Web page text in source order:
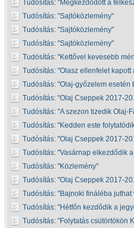
Tudósítás:
Megkezdődött a
Tudósítás: Sajtóközlemény
Tudósítás: Sajtóközlemény
Tudósítás: Sajtóközlemény
Tudósítás:
Kettővel kevesebb
Tudósítás: Olasz ellenfelet kapott
Tudósítás: Olaj-győzelem esetén
Tudósítás: Olaj Cseppek 2017-
Tudósítás: A szezon tizedik Olaj-
Tudósítás:
Kedden este
Tudósítás: Olaj Cseppek 2017-
Tudósítás: Vasárnap elkezdődik
Tudósítás:
Közlemény
Tudósítás: Olaj Cseppek 2017-
Tudósítás:
Bajnoki fináléba juthat
Tudósítás:
Hétfőn kezdődik a
Tudósítás:
Folytatás csütörtökön